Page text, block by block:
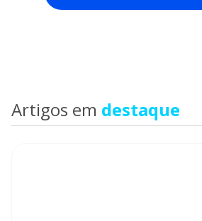
Artigos em destaque